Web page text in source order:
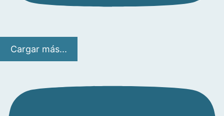
Cargar más...